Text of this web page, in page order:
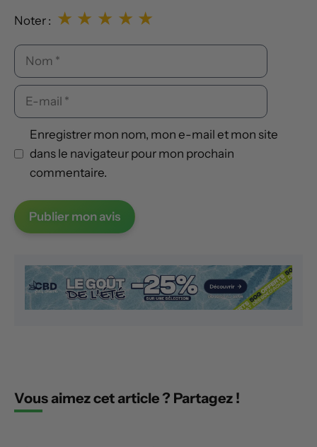
Noter : ★
★
★
★
★
Nom
E-
mail
Enregistrer mon nom, mon e-mail et mon site
dans le navigateur pour mon prochain
commentaire.
Vous aimez cet article ? Partagez !